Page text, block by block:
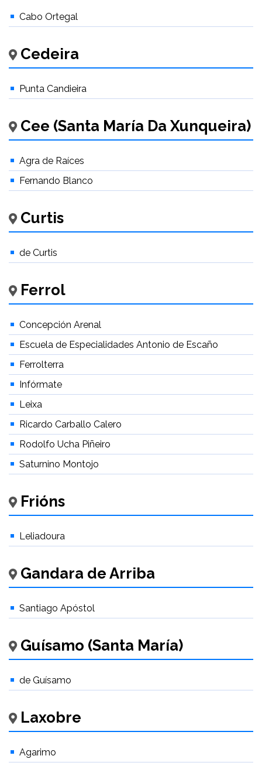
Cabo Ortegal
Cedeira
Punta Candieira
Cee (Santa María Da Xunqueira)
Agra de Raíces
Fernando Blanco
Curtis
de Curtis
Ferrol
Concepción Arenal
Escuela de Especialidades Antonio de Escaño
Ferrolterra
Infórmate
Leixa
Ricardo Carballo Calero
Rodolfo Ucha Piñeiro
Saturnino Montojo
Frións
Leliadoura
Gandara de Arriba
Santiago Apóstol
Guísamo (Santa María)
de Guísamo
Laxobre
Agarimo